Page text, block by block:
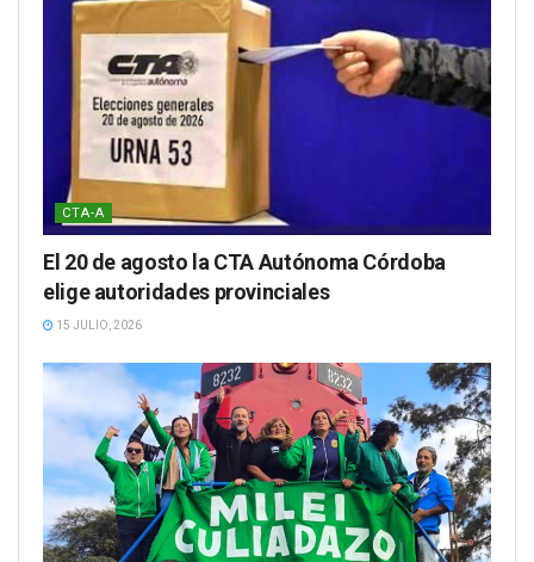
CTA-A
El 20 de agosto la CTA Autónoma Córdoba
elige autoridades provinciales
15 JULIO, 2026